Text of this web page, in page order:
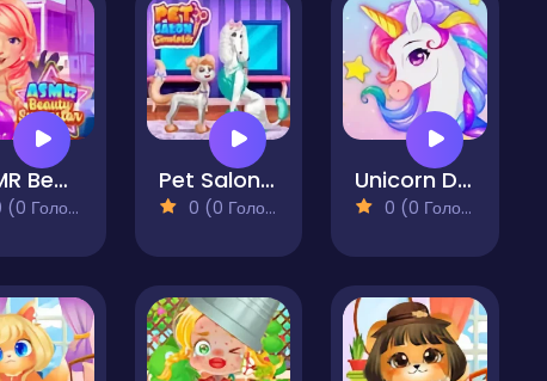
ASMR Beauty Superstar
Голосів)
Pet Salon Simulator
0 (0 Голосів)
Unicorn Dress Up: Makeup Games
0 (0 Голосів)